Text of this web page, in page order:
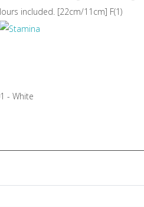
included. [22cm/11cm] F(1)